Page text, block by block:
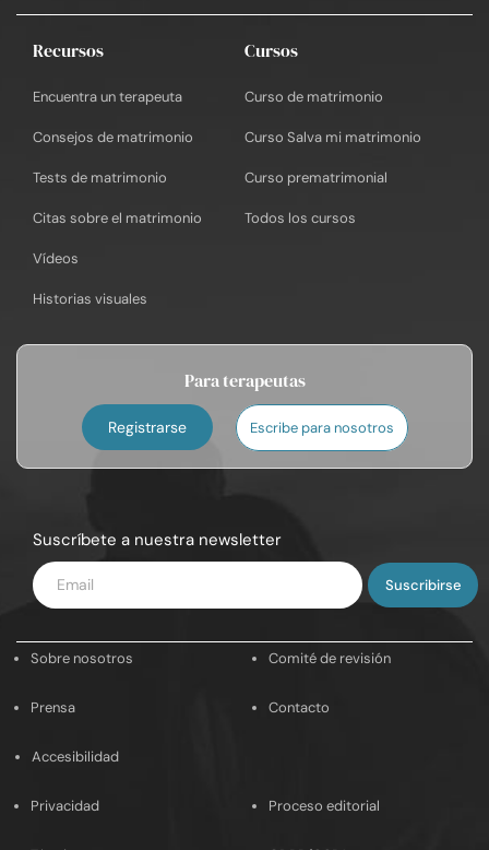
Recursos
Encuentra un terapeuta
Consejos de matrimonio
Tests de matrimonio
Citas sobre el matrimonio
Vídeos
Historias visuales
Cursos
Curso de matrimonio
Curso Salva mi matrimonio
Curso prematrimonial
Todos los cursos
Para terapeutas
Registrarse Escribe para nosotros
Suscríbete a nuestra newsletter
Introduce
tu
Sobre nosotros Comité de revisión
Prensa Contacto
Accesibilidad
Privacidad Proceso editorial